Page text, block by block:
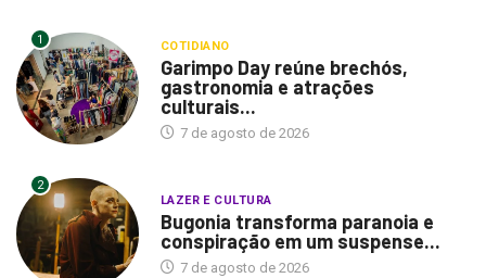
1 COTIDIANO
Garimpo Day reúne brechós,
gastronomia e atrações
culturais...
7 de agosto de 2026
2
LAZER E CULTURA
Bugonia transforma paranoia e
conspiração em um suspense...
7 de agosto de 2026